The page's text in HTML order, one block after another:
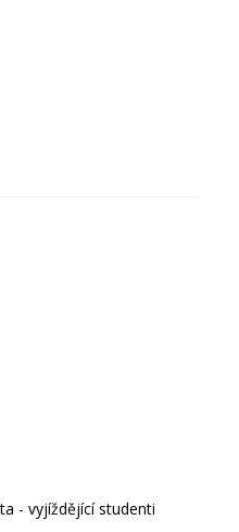
- vyjíždějící studenti